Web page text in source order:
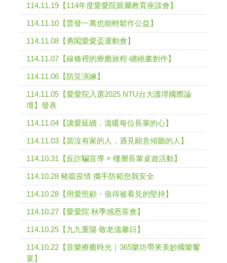
114.11.19【114年度愛愛院親屬教育座談會】
114.11.10【普發一萬也能輕鬆作公益】
114.11.08【勇闖愛愛盃運動會】
114.11.07【線條裡的療癒旅程-纏繞畫創作】
114.11.06【防災演練】
114.11.05【愛愛院入選2025 NTU台大護理國際論
壇】發表
114.11.04【讓愛延續，溫暖每位長輩的心】
114.11.03【當沒有家的人，遇見願意傾聽的人】
114.10.31【反詐騙宣導 × 樓層長輩桌遊活動】
114.10.28 豬瘟疫情 攜手防範您我安全
114.10.28【用愛照顧・值得被看見的堅持】
114.10.27【愛愛院 秋季感恩茶會】
114.10.25【九九重陽 敬老溫馨日】
114.10.22【音樂療癒時光｜365樂坊帶來美妙國樂饗
宴】